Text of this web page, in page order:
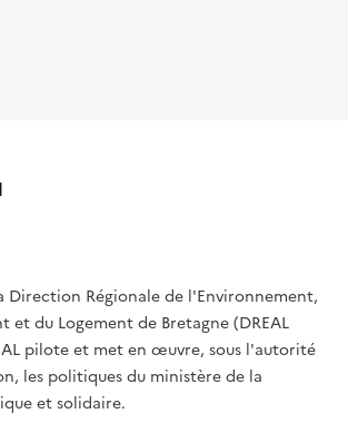
Direction Régionale de l'Environnement,
et du Logement de Bretagne (DREAL
pilote et met en œuvre, sous l'autorité
les politiques du ministère de la
et solidaire.